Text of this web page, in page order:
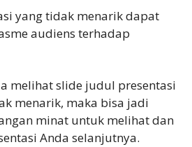
yang tidak menarik dapat
audiens terhadap
melihat slide judul presentasi
menarik, maka bisa jadi
minat untuk melihat dan
Anda selanjutnya.